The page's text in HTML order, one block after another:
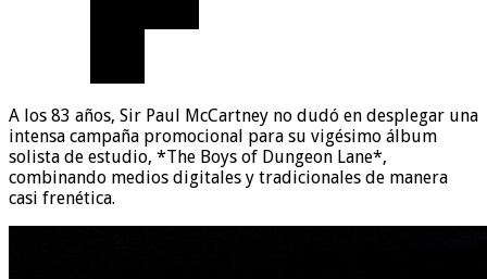
A los 83 años, Sir Paul McCartney no dudó en desplegar una
intensa campaña promocional para su vigésimo álbum
solista de estudio, *The Boys of Dungeon Lane*,
combinando medios digitales y tradicionales de manera
casi frenética.